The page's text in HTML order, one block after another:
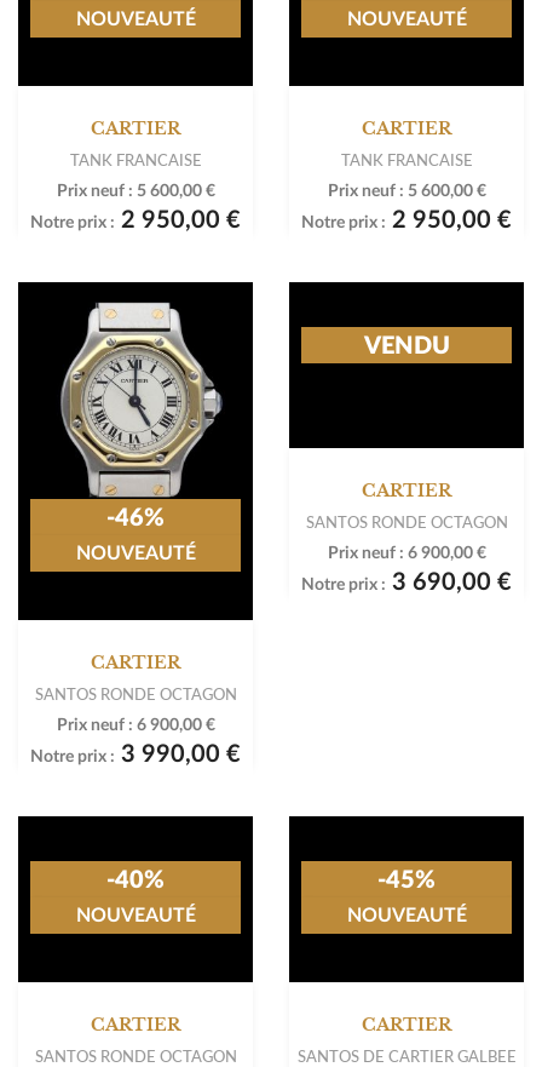
CARTIER
TANK FRANCAISE
Prix neuf : 5 600,00 €
Notre prix : 2 950,00 €
NOUVEAUTÉ
CARTIER
TANK FRANCAISE
Prix neuf : 5 600,00 €
Notre prix : 2 950,00 €
NOUVEAUTÉ
CARTIER
SANTOS RONDE OCTAGON
Prix neuf : 6 900,00 €
Notre prix : 3 990,00 €
-46%
NOUVEAUTÉ
CARTIER
SANTOS RONDE OCTAGON
Prix neuf : 6 900,00 €
Notre prix : 3 690,00 €
VENDU
CARTIER
SANTOS RONDE OCTAGON
-40%
NOUVEAUTÉ
-45%